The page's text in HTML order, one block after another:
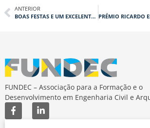
ANTERIOR
BOAS FESTAS E UM EXCELENTE 2022
FUNDEC – Associação para a Formação e o
Desenvolvimento em Engenharia Civil e